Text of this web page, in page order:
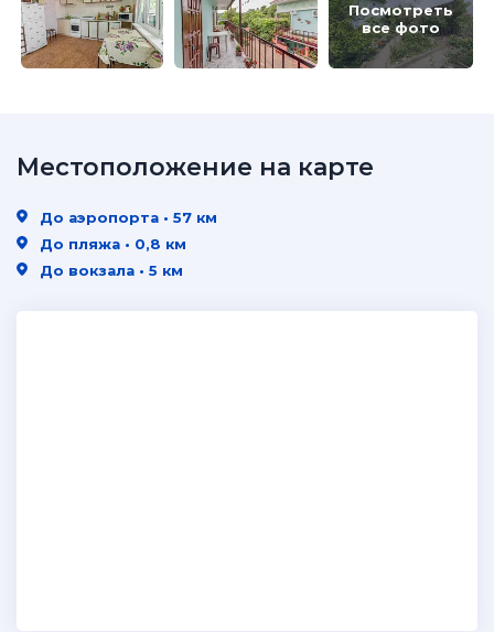
Посмотреть
все фото
Местоположение на карте
До аэропорта • 57 км
До пляжа • 0,8 км
До вокзала • 5 км